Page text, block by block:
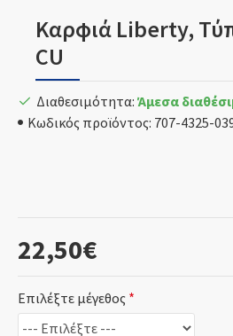
Καρφιά Liberty,
CU
22,50€
Διαθεσιμότητα: Άμεσα
Κωδικός προϊόντος: 707-4325-
Επιλέξτε μέγεθος